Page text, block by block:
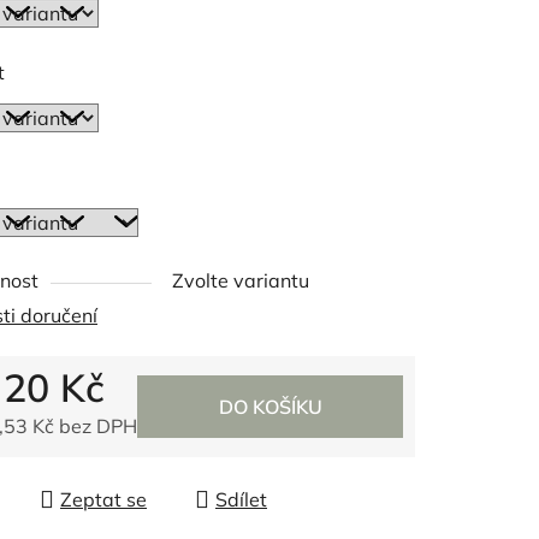
Zvolte variantu
doručení
20 Kč
Kč bez DPH
DO KOŠÍKU
Zeptat se Sdílet